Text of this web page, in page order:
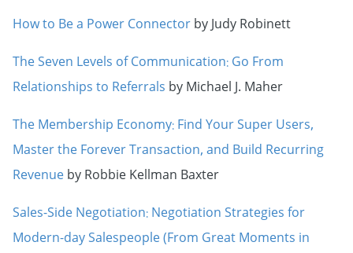
How to Be a Power Connectorby Judy Robinett
The Seven Levels of Communication: Go From
Relationships to Referrals by Michael J. Maher
The Membership Economy: Find Your Super Users,
Master the Forever Transaction, and Build Recurring
Revenueby Robbie Kellman Baxter
Sales-Side Negotiation: Negotiation Strategies for
Modern-day Salespeople (From Great Moments in